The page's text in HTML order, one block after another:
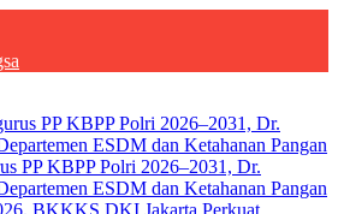
PP KBPP Polri 2026–2031, Dr.
ESDM dan Ketahanan Pangan